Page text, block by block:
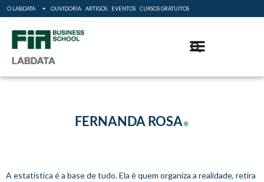
O LABDATA OUVIDORIA ARTIGOS EVENTOS CURSOS GRATUITOS
FERNANDA ROSA.
A estatística é a base de tudo. Ela é quem organiza a realidade, retira